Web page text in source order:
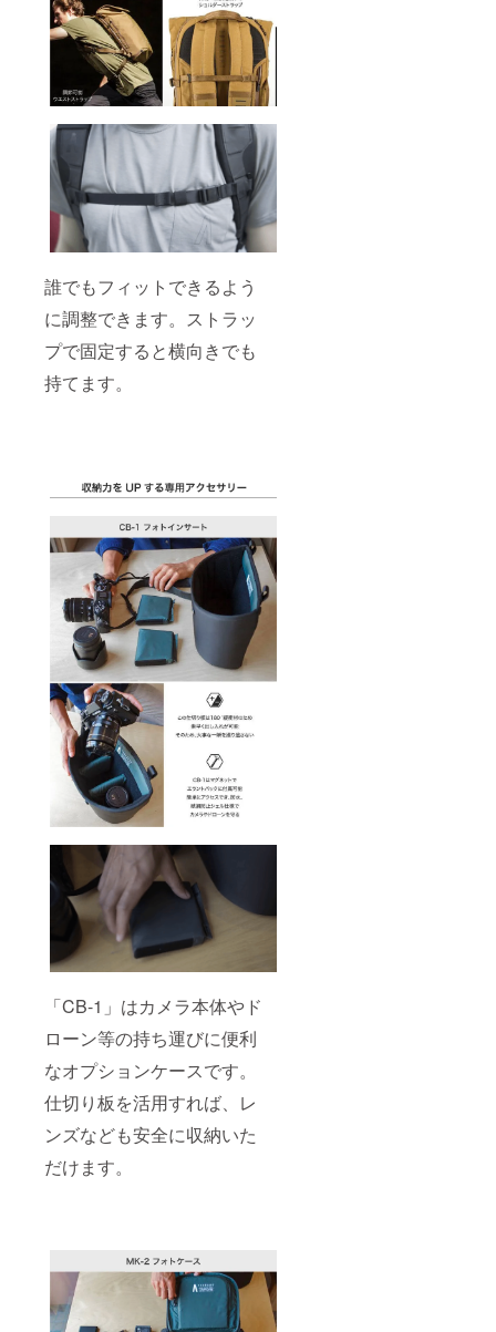
誰でもフィットできるよう
に調整できます。ストラッ
プで固定すると横向きでも
持てます。
「CB-1」はカメラ本体やド
ローン等の持ち運びに便利
なオプションケースです。
仕切り板を活用すれば、レ
ンズなども安全に収納いた
だけます。